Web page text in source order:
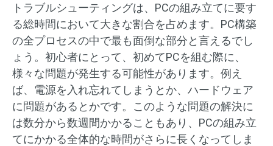
トラブルシューティングは、PCの組み立てに要す
る総時間において大きな割合を占めます。PC構築
の全プロセスの中で最も面倒な部分と言えるでし
ょう。初心者にとって、初めてPCを組む際に、
様々な問題が発生する可能性があります。例え
ば、電源を入れ忘れてしまうとか、ハードウェア
に問題があるとかです。このような問題の解決に
は数分から数週間かかることもあり、PCの組み立
てにかかる全体的な時間がさらに長くなってしま